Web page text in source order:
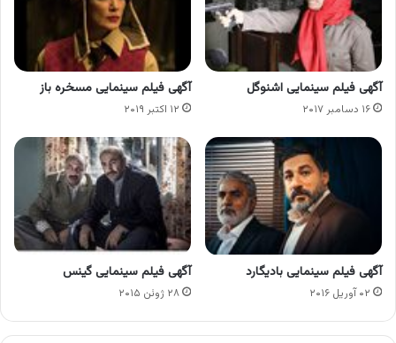
آگهی فیلم سینمایی اشنوگل
۱۶ دسامبر ۲۰۱۷
آگهی فیلم سینمایی مسخره باز
۱۲ اکتبر ۲۰۱۹
آگهی فیلم سینمایی بادیگارد
۰۲ آوریل ۲۰۱۶
آگهی فیلم سینمایی گینس
۲۸ ژوئن ۲۰۱۵